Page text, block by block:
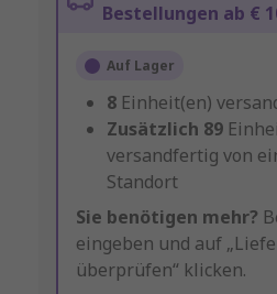
Bestellungen ab €
Auf Lager
8 Einheit(en)
Zusätzlich 89
versandfertig von
Standort
Sie benötigen mehr?
eingeben und auf
überprüfen“ klicken.